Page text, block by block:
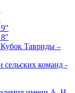
Тавриды –
сельских команд -